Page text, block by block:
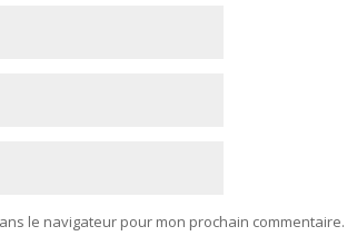
le navigateur pour mon prochain commentaire.